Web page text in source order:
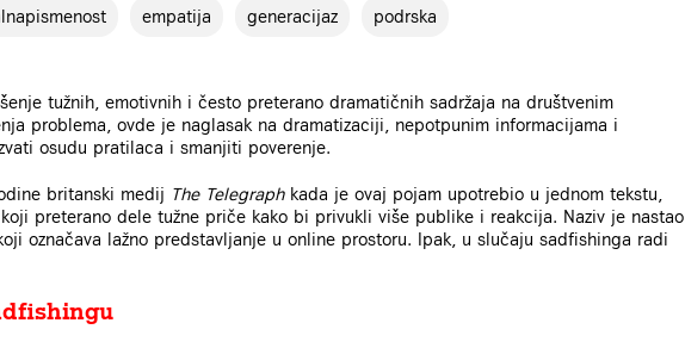
empatija generacijaz podrska
tužnih, emotivnih i često preterano dramatičnih sadržaja na društvenim
problema, ovde je naglasak na dramatizaciji, nepotpunim informacijama i
osudu pratilaca i smanjiti poverenje.
britanski medij The Telegraphkada je ovaj pojam upotrebio u jednom tekstu,
preterano dele tužne priče kako bi privukli više publike i reakcija. Naziv je nastao
označava lažno predstavljanje u online prostoru. Ipak, u slučaju sadfishinga radi